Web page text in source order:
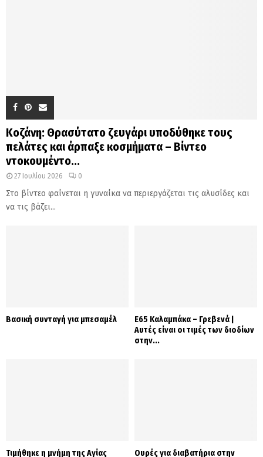
Κοζάνη: Θρασύτατο ζευγάρι υποδύθηκε τους
πελάτες και άρπαξε κοσμήματα – Βίντεο
ντοκουμέντο...
27 Ιουλίου 2026 0
Στο βίντεο φαίνεται η γυναίκα να περιεργάζεται τις αλυσίδες και
να τις βάζει...
Βασική συνταγή για μπεσαμέλ
Ε65 Καλαμπάκα – Γρεβενά |
Αυτές είναι οι τιμές των διοδίων
στην...
Τιμήθηκε η μνήμη της Αγίας
Ουρές για διαβατήρια στην